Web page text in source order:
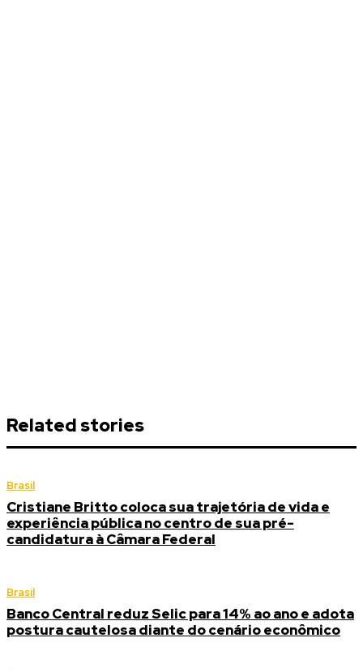
Related stories
Brasil
Cristiane Britto coloca sua trajetória de vida e
experiência pública no centro de sua pré-
candidatura à Câmara Federal
Brasil
Banco Central reduz Selic para 14% ao ano e adota
postura cautelosa diante do cenário econômico